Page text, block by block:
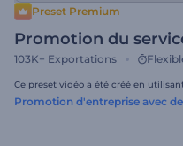
Preset Premium
Promotion du
103K+ Exportations
Ce preset vidéo a été créé en
Promotion d'entreprise avec